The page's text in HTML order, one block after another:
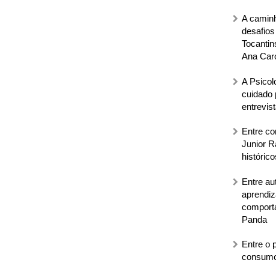
A
Ana
A
cuidado
Entre
Junior
Entre
Panda
Entre o